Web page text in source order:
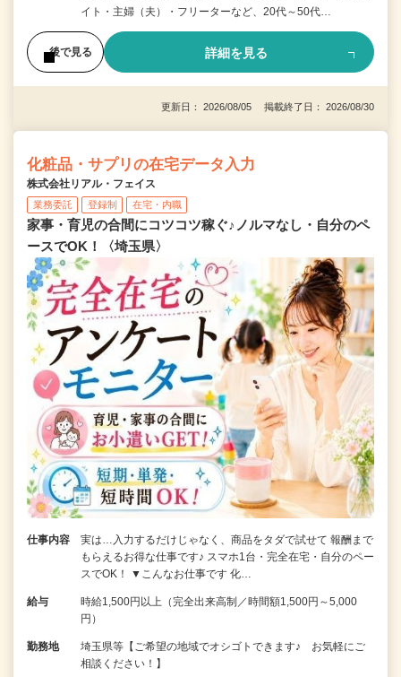
イト・主婦（夫）・フリーターなど、20代～50代…
後で見る 詳細を見る
更新日： 2026/08/05 掲載終了日： 2026/08/30
化粧品・サプリの在宅データ入力
株式会社リアル・フェイス
業務委託 登録制 在宅・内職
家事・育児の合間にコツコツ稼ぐ♪ノルマなし・自分のペ
ースでOK！〈埼玉県〉
仕事内容
実は…入力するだけじゃなく、商品をタダで試せて 報酬まで
もらえるお得な仕事です♪ スマホ1台・完全在宅・自分のペー
スでOK！ ▼こんなお仕事です 化…
給与
時給1,500円以上（完全出来高制／時間額1,500円～5,000
円）
勤務地
埼玉県等【ご希望の地域でオシゴトできます♪ お気軽にご
相談ください！】